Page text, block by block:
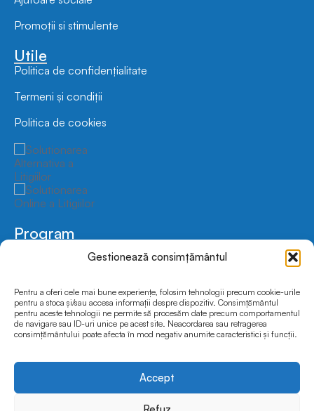
Gestionează consimțământul
Pentru a oferi cele mai bune experiențe, folosim tehnologii precum cookie-urile
pentru a stoca și/sau accesa informații despre dispozitiv. Consimțământul
pentru aceste tehnologii ne permite să procesăm date precum comportamentul
de navigare sau ID-uri unice pe acest site. Neacordarea sau retragerea
consimțământului poate afecta în mod negativ anumite caracteristici și funcții.
Accept
Promoții si stimulente
Utile
Politica de confidențialitate
Termeni și condiții
Politica de cookies
Program
Sâmbătă-DuminicăÎnchis
Social Media
© 2025 FEDRO.INFOCAR | Toate drepturile rezervate